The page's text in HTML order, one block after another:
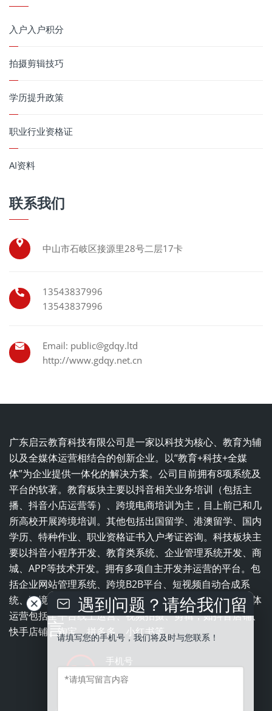
入户入户积分
拍摄剪辑技巧
学历提升政策
职业行业资格证
AI资料
联系我们
中山市石岐区接源里28号二层17卡
13543837996
13543837996
Email: public@gdqy.ltd
http://www.gdqy.net.cn
广东启云教育科技有限公司是一家以科技为核心、教育为辅
以及全媒体运营相结合的创新企业。以“教育+科技+全媒
体”为企业提供一体化的解决方案。公司目前拥有8项系统及
平台的软著。教育板块主要以抖音相关业务培训（包括主
播、抖音小店运营等）、跨境电商培训为主，目上前已和几
所高校开展跨境培训。其他包括出国留学、港澳留学、国内
学历、特种作业、职业资格证书入户考证咨询。科技板块主
要以抖音小程序开发、教育类系统、企业管理系统开发、商
城、APP等技术开发。拥有多项自主开发并运营的平台。包
括企业网站管理系统、跨境B2B平台、短视频自动合成系
统、跨境电商平台、职业培训学校一体化管理系统。全媒体
运营包括全平台线上运营、视频拍摄、剪辑，如抖音店铺、
快手店铺、淘宝、拼多多、小红书等。
手机号
13543837996
遇到问题？请给我们留
言请填写您的手机号，我们将及时与您联系！